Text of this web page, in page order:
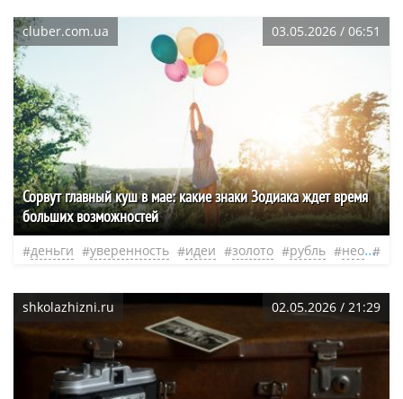
cluber.com.ua 03.05.2026 / 06:51
Сорвут главный куш в мае: какие знаки Зодиака ждет время
больших возможностей
деньги уверенность идеи золото рубль нео
shkolazhizni.ru 02.05.2026 / 21:29